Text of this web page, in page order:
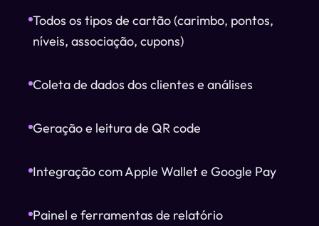
Todos os tipos de cartão (carimbo, pontos,
níveis, associação, cupons)
Coleta de dados dos clientes e análises
Geração e leitura de QR code
Integração com Apple Wallet e Google Pay
Painel e ferramentas de relatório